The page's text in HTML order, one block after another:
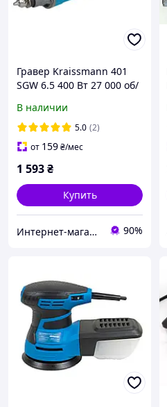
Гравер Kraissmann 401
SGW 6.5 400 Вт 27 000 об/
гравер для точных работ
В наличии
5.0 (2)
от 159₴/мес
1 593₴
Купить
Интернет-магазин "inGarden" 90%